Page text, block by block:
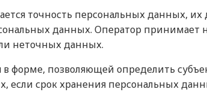
точность персональных данных, их
данных. Оператор
неточных данных.
форме, позволяющей определить
если срок хранения персональных